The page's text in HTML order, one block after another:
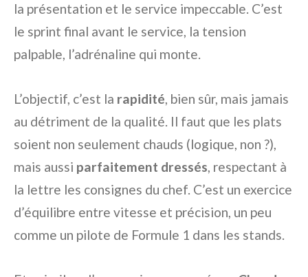
la présentation et le service impeccable. C’est
le sprint final avant le service, la tension
palpable, l’adrénaline qui monte.
L’objectif, c’est la rapidité, bien sûr, mais jamais
au détriment de la qualité. Il faut que les plats
soient non seulement chauds (logique, non ?),
mais aussi parfaitement dressés, respectant à
la lettre les consignes du chef. C’est un exercice
d’équilibre entre vitesse et précision, un peu
comme un pilote de Formule 1 dans les stands.